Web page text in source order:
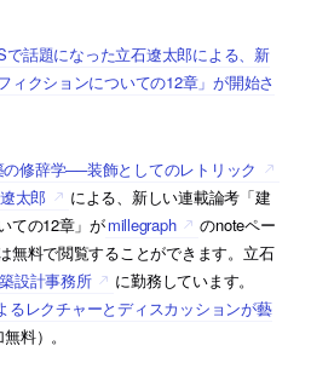
で話題になった立石遼太郎による、新
ィクションについての12章」が開始さ
の修辞学──装飾としてのレトリック
太郎
による、新しい連載論考「建
ての12章」がmillegraph
のnoteペー
無料で閲覧することができます。立石
設計事務所
に勤務しています。
るレクチャーとディスカッションが藝
料）。